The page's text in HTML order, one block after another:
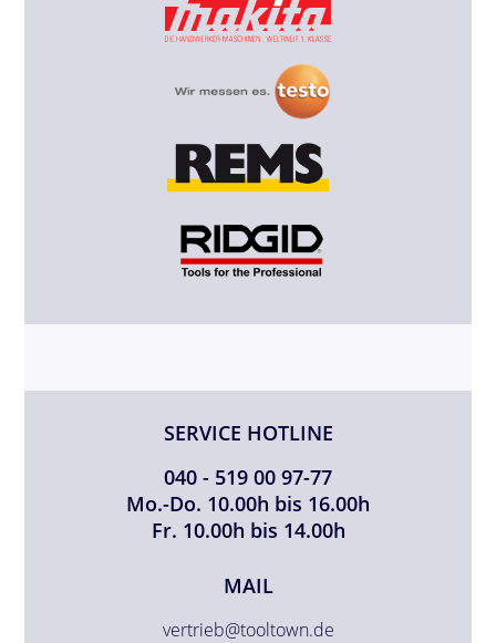
SERVICE HOTLINE
040 - 519 00 97-77
Mo.-Do. 10.00h bis 16.00h
Fr. 10.00h bis 14.00h
MAIL
vertrieb@tooltown.de